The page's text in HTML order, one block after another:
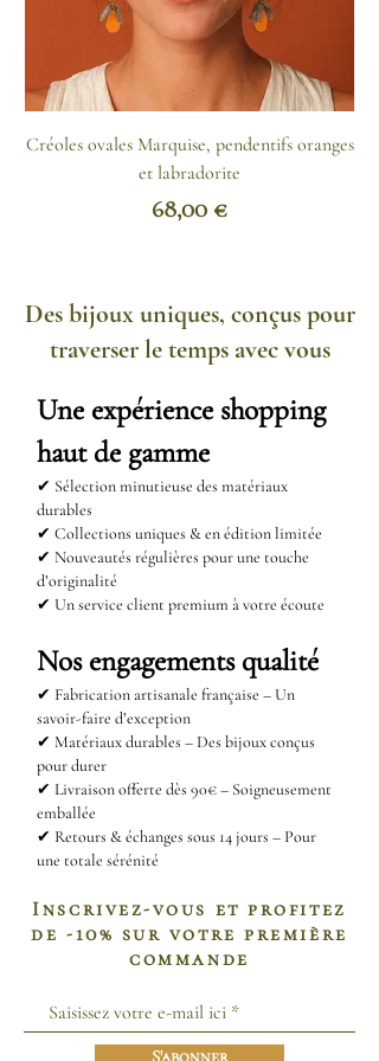
régulièrement à l'aide d'un tissu
doux.
inoxydable ?
chaude et de bicarbonate de soude
- Le produit vaisselle fonctionne
aussi.
chiffon d'huile de citron et le
passer sur votre bijou.
Créoles ovales Marquise, pendentifs oranges
et labradorite
Prix
68,00 €
Des bijoux uniques, conçus pour
traverser le temps avec vous
Une expérience shopping
haut de gamme
✔ Sélection minutieuse des matériaux
durables
✔ Collections uniques & en édition limitée
✔ Nouveautés régulières pour une touche
d’originalité
✔ Un service client premium à votre écoute
Nos engagements qualité
✔ Fabrication artisanale française – Un
savoir-faire d’exception
✔ Matériaux durables – Des bijoux conçus
pour durer
✔ Livraison offerte dès 90€ – Soigneusement
emballée
✔ Retours & échanges sous 14 jours – Pour
une totale sérénité
Inscrivez-vous et profitez
de -10% sur votre première
commande
S'abonner